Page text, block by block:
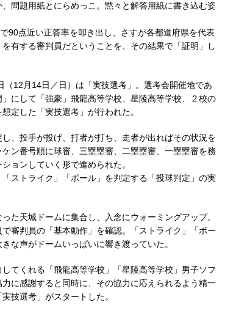
問題用紙とにらめっこ。黙々と解答用紙に書き込む姿
点近い正答率を叩き出し、さすが各都道府県を代表
有する審判員だということを、その結果で「証明」し
12月14日／日）は「実技選考」。選考会開催地であ
にして「強豪」飛龍高等学校、星陵高等学校、２校の
定した「実技選考」が行われた。
、投手が投げ、打者が打ち、走者が出ればその状況を
ン番号順に球審、三塁塁審、二塁塁審、一塁塁審を務
ョンしていく形で進められた。
ストライク」「ボール」を判定する「投球判定」の実
た天城ドームに集合し、入念にウォーミングアップ。
審判員の「基本動作」を確認。「ストライク」「ボー
な声がドームいっぱいに響き渡っていた。
てくれる「飛龍高等学校」「星陵高等学校」男子ソフ
に感謝すると同時に、その協力に応えられるよう精一
技選考」がスタートした。